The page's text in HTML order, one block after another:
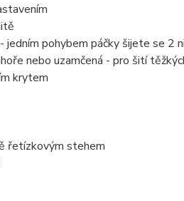
jedním pohybem páčky šijete se 2
nebo uzamčená - pro šití
krytem
řetízkovým stehem